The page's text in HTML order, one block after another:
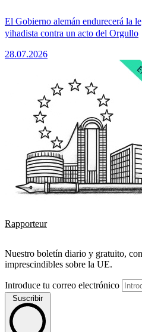
El Gobierno alemán endurecerá la
yihadista contra un acto del Orgullo
28.07.2026
Rapporteur
Nuestro boletín diario y gratuito,
imprescindibles sobre la UE.
Introduce tu correo electrónico
Suscribir